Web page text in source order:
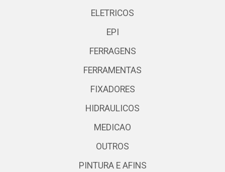
ELETRICOS
EPI
FERRAGENS
FERRAMENTAS
FIXADORES
HIDRAULICOS
MEDICAO
OUTROS
PINTURA E AFINS